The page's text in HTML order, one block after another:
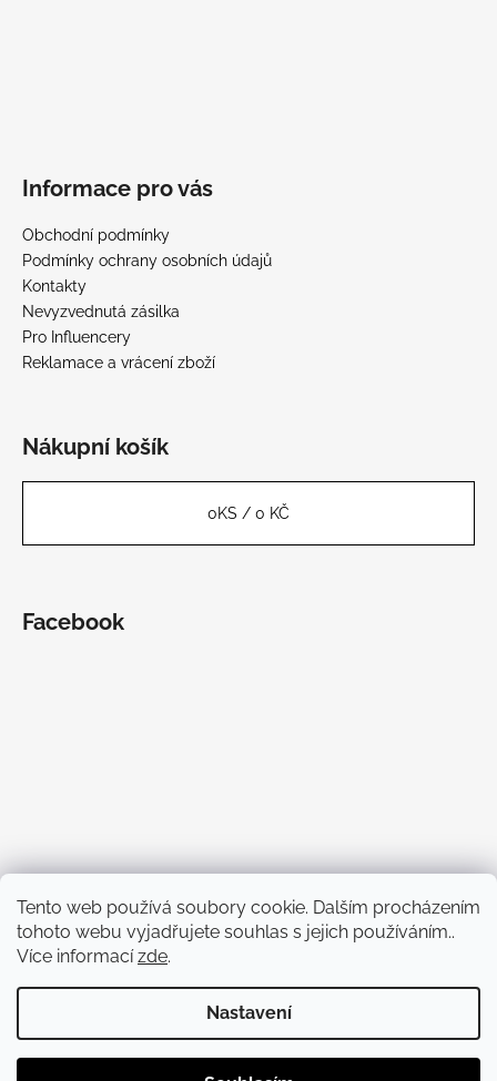
Tento web používá soubory cookie. Dalším procházením
tohoto webu vyjadřujete souhlas s jejich používáním..
Více informacízde.
Nastavení
Informace pro vás
Obchodní podmínky
Podmínky ochrany osobních údajů
Kontakty
Nevyzvednutá zásilka
Pro Influencery
Reklamace a vrácení zboží
Nákupní košík
0KS / 0 KČ
Facebook
Copyright 2026Bezva Bedny. Všechna práva vyhrazena.